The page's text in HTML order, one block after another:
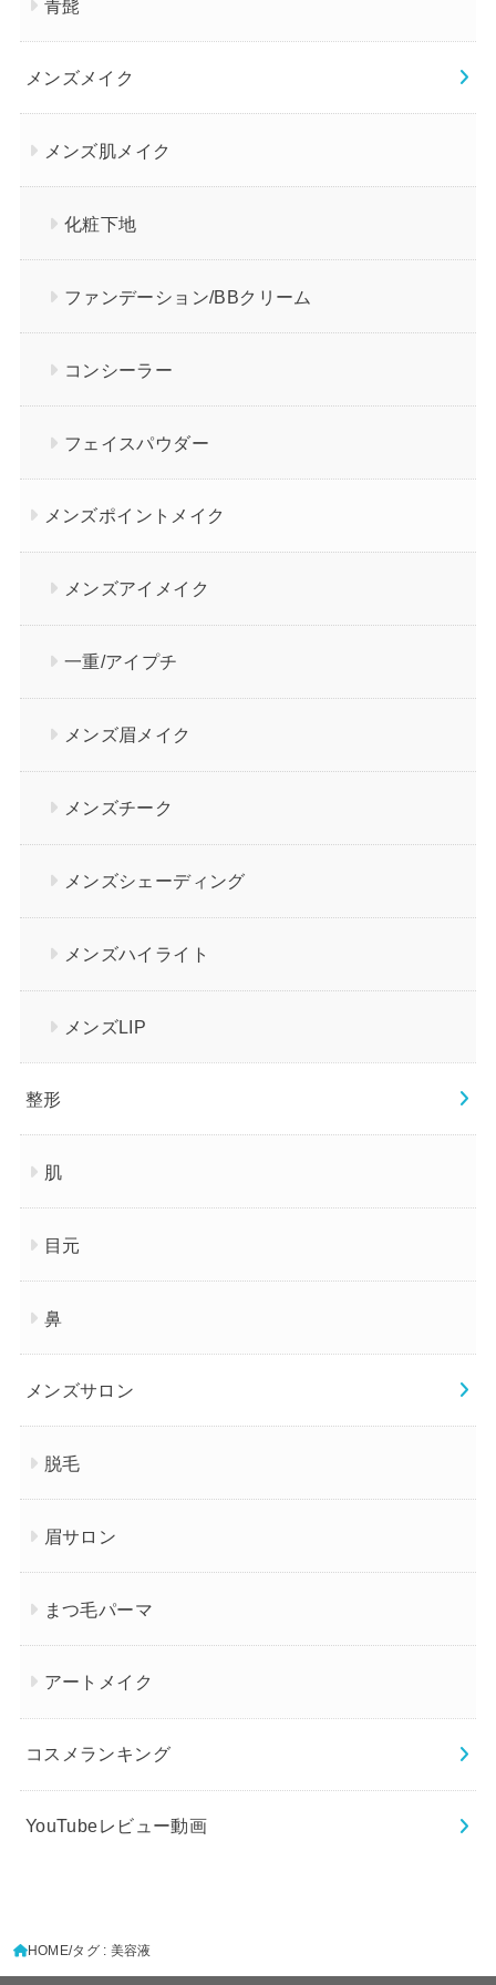
青髭
メンズメイク
メンズ肌メイク
化粧下地
ファンデーション/BBクリーム
コンシーラー
フェイスパウダー
メンズポイントメイク
メンズアイメイク
一重/アイプチ
メンズ眉メイク
メンズチーク
メンズシェーディング
メンズハイライト
メンズLIP
整形
肌
目元
鼻
メンズサロン
脱毛
眉サロン
まつ毛パーマ
アートメイク
コスメランキング
YouTubeレビュー動画
HOME タグ : 美容液